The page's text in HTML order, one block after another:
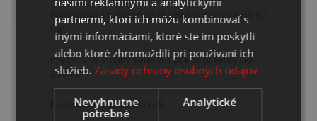
Prepravné vozíky série G - pre zaťaženie do 60
ton
Prepravné vozíky série H - pre zaťaženie do
200 ton
Prepravné vozíky série S
partnermi, ktorí ich môžu kombinovať s
inými informáciami, ktoré ste im poskytli
alebo ktoré zhromaždili pri používaní ich
služieb. Zásady ochrany osobných údajov
Nevyhnutne
potrebné
Analytické